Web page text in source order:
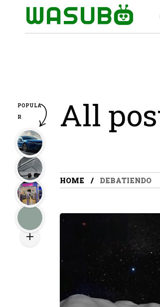
All
HOME DEBATIENDO
POPULA
R